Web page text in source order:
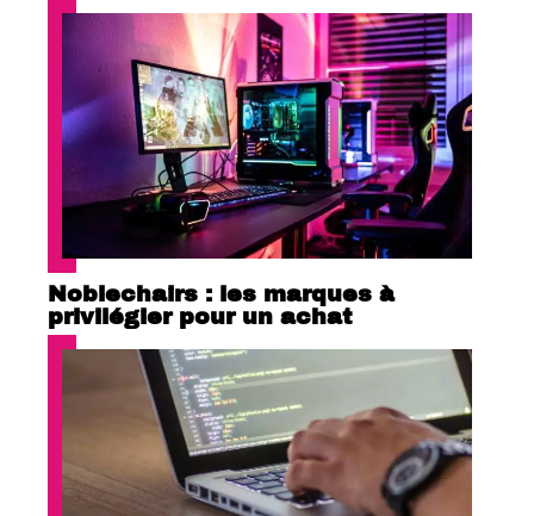
Noblechairs : les marques à
privilégier pour un achat